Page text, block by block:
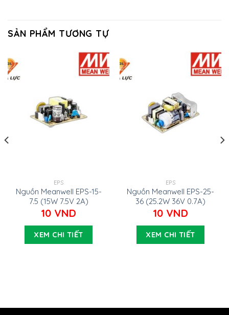
SẢN PHẨM TƯƠNG TỰ
EPS
Nguồn Meanwell EPS-15-
7.5 (15W 7.5V 2A)
10 VND
XEM CHI TIẾT
EPS
Nguồn Meanwell EPS-25-
36 (25.2W 36V 0.7A)
10 VND
XEM CHI TIẾT